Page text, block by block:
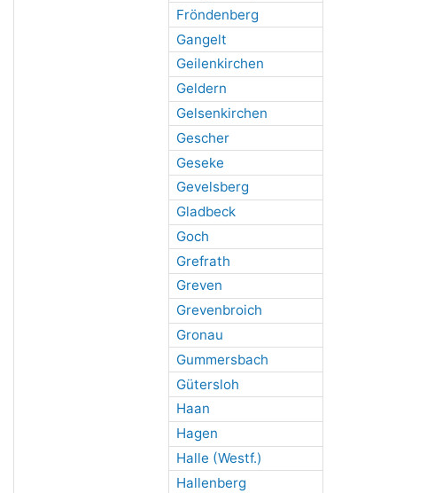
Fröndenberg
Gangelt
Geilenkirchen
Geldern
Gelsenkirchen
Gescher
Geseke
Gevelsberg
Gladbeck
Goch
Grefrath
Greven
Grevenbroich
Gronau
Gummersbach
Gütersloh
Haan
Hagen
Halle (Westf.)
Hallenberg